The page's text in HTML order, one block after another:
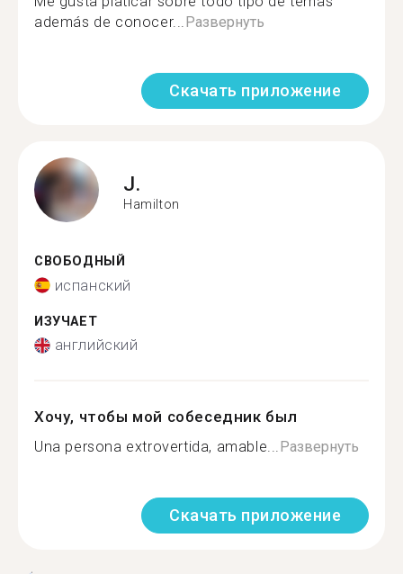
además de conocer...Развернуть
Скачать приложение
J.
Hamilton
СВОБОДНЫЙ
испанский
ИЗУЧАЕТ
английский
Хочу, чтобы мой собеседник был
Una persona extrovertida, amable...Развернуть
Скачать приложение